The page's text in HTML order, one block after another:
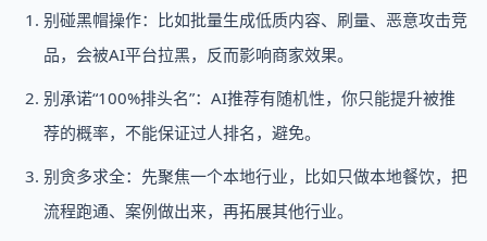
别碰黑帽操作：比如批量生成低质内容、刷量、恶意攻击竞
品，会被AI平台拉黑，反而影响商家效果。
别承诺“100%排头名”：AI推荐有随机性，你只能提升被推
荐的概率，不能保证过人排名，避免。
别贪多求全：先聚焦一个本地行业，比如只做本地餐饮，把
流程跑通、案例做出来，再拓展其他行业。